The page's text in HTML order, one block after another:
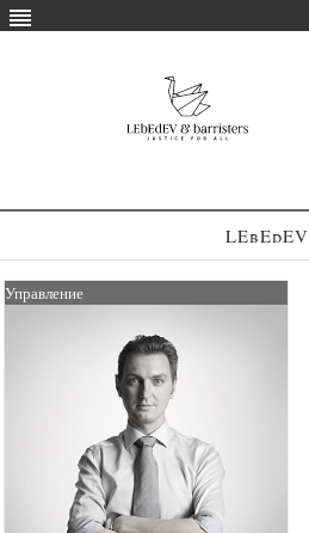
LEbEdEV
Управление